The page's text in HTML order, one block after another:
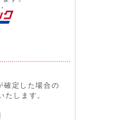
確定した場合の
たします。